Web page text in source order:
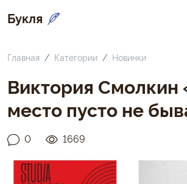
Букля
Главная Категории Новинки
Виктория Смолкин
место пусто не
0 1669